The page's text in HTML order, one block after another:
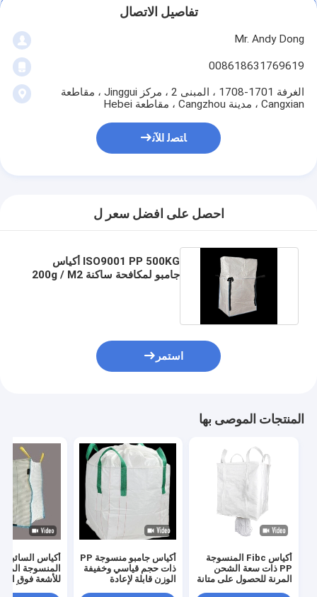
تفاصيل الاتصال
Mr. Andy Dong
008618631769619
الغرفة 1701-1708 ، المبنى 2 ، مركز Jinggui ، مقاطعة
Cangxian ، مدينة Cangzhou ، مقاطعة Hebei
ﺎﺘﺼﻟ ﺍﻶﻧ
احصل على افضل سعر ل
ISO9001 PP 500KG أكياس
جامبو لمكافحة ساكنة 200g / M2
استمر
المنتجات الموصى بها
أكياس Fibc المنسوجة
PP ذات سعة الشحن
المرنة للحصول على متانة
أكياس جامبو منسوجة PP
ذات حجم قياسي وخفيفة
الوزن قابلة لإعادة
المنسوجة
للأشعة فوق